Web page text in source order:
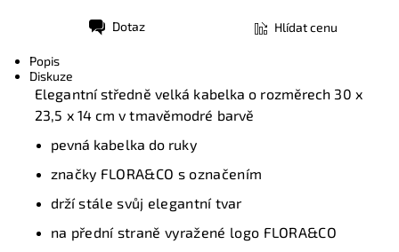
Dotaz Hlídat cenu
Popis
Diskuze
Elegantní středně velká kabelka o rozměrech 30 x
23,5 x 14 cm v tmavěmodré barvě
pevná kabelka do ruky
značky FLORA&CO s označením
držístále svůj elegantnítvar
na přední straně vyražené logo FLORA&CO